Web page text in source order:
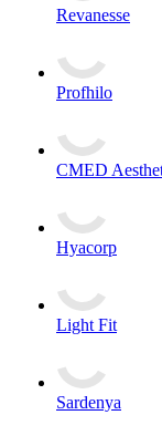
Revanesse
Profhilo
CMED
Hyacorp
Light Fit
Sardenya